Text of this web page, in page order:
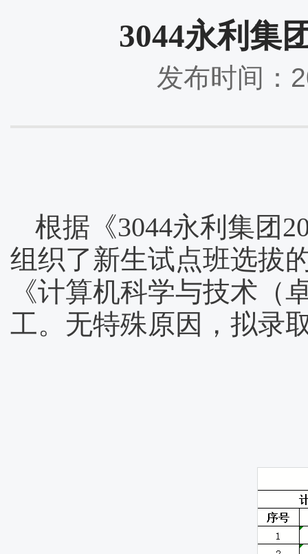
3044永利集
发布时间：
根据《3044永利集团
组织了新生试点班选拔
《计算机科学与技术（
工。无特殊原因，拟录